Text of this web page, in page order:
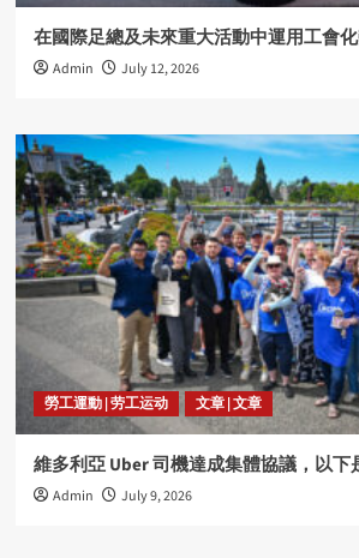
在國際足總及未來重大活動中運用工會
Admin July 12, 2026
勞工運動 | 劳工运动 文章 | 文章
維多利亞 Uber 司機達成集體協議，以下
Admin July 9, 2026